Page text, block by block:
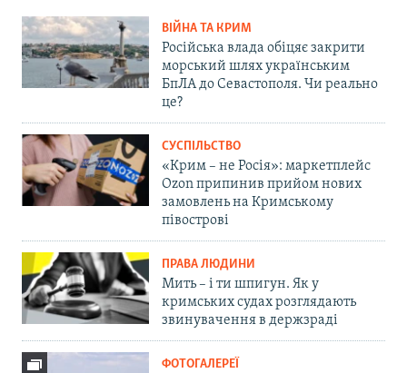
ВІЙНА ТА КРИМ
Російська влада обіцяє закрити
морський шлях українським
БпЛА до Севастополя. Чи реально
це?
СУСПІЛЬСТВО
«Крим – не Росія»: маркетплейс
Ozon припинив прийом нових
замовлень на Кримському
півострові
ПРАВА ЛЮДИНИ
Мить – і ти шпигун. Як у
кримських судах розглядають
звинувачення в держзраді
ФОТОГАЛЕРЕЇ